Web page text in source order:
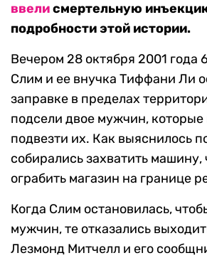
ввелисмертельную
подробности этой истории.
Вечером 28 октября 2001 года
Слим и ее внучка Тиффани Ли
заправке в пределах
подсели двое мужчин,
подвезти их. Как выяснилось
собирались захватить машину,
ограбить магазин на границе
Когда Слим остановилась,
мужчин, те отказались
Лезмонд Митчелл и его